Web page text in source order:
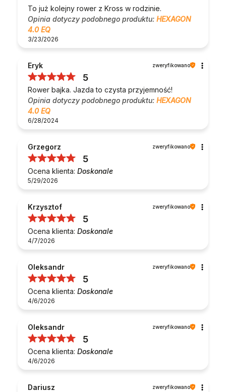
To już kolejny rower z Kross w rodzinie.
Opinia dotyczy podobnego produktu: HEXAGON
4.0 EQ
3/23/2026
Eryk zweryfikowano
5
Rower bajka. Jazda to czysta przyjemność!
Opinia dotyczy podobnego produktu: HEXAGON
4.0 EQ
6/28/2024
Grzegorz zweryfikowano
5
Ocena klienta: Doskonale
5/29/2026
Krzysztof zweryfikowano
5
Ocena klienta: Doskonale
4/7/2026
Oleksandr zweryfikowano
5
Ocena klienta: Doskonale
4/6/2026
Oleksandr zweryfikowano
5
Ocena klienta: Doskonale
4/6/2026
Dariusz zweryfikowano